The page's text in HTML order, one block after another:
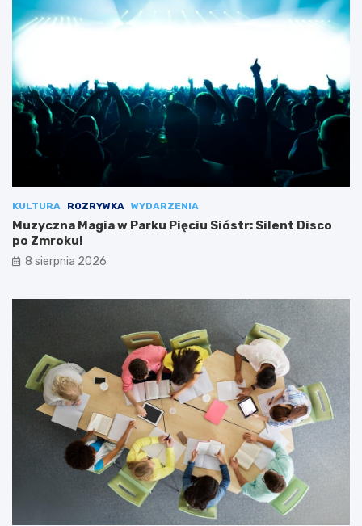
KULTURA ROZRYWKA WYDARZENIA
Muzyczna Magia w Parku Pięciu Sióstr: Silent Disco
po Zmroku!
8 sierpnia 2026